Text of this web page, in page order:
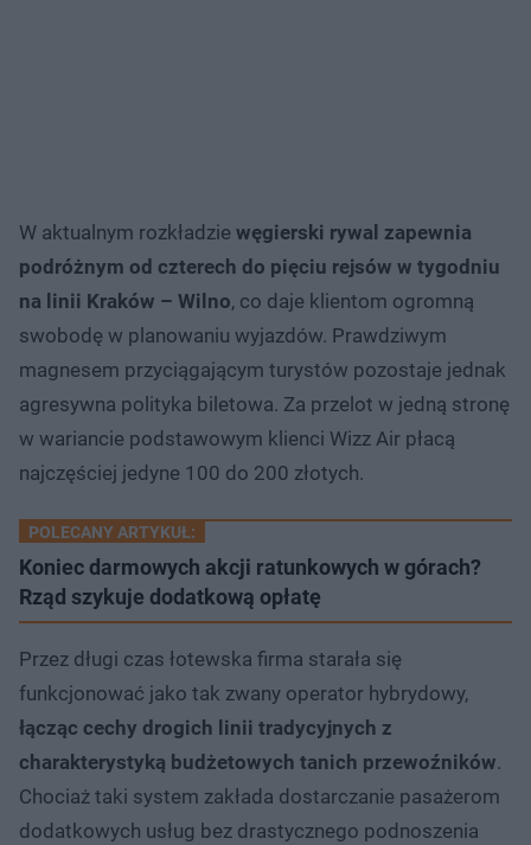
W aktualnym rozkładzie węgierski rywal zapewnia
podróżnym od czterech do pięciu rejsów w tygodniu
na linii Kraków – Wilno, co daje klientom ogromną
swobodę w planowaniu wyjazdów. Prawdziwym
magnesem przyciągającym turystów pozostaje jednak
agresywna polityka biletowa. Za przelot w jedną stronę
w wariancie podstawowym klienci Wizz Air płacą
najczęściej jedyne 100 do 200 złotych.
POLECANY ARTYKUŁ:
Koniec darmowych akcji ratunkowych w górach?
Rząd szykuje dodatkową opłatę
Przez długi czas łotewska firma starała się
funkcjonować jako tak zwany operator hybrydowy,
łącząc cechy drogich linii tradycyjnych z
charakterystyką budżetowych tanich przewoźników.
Chociaż taki system zakłada dostarczanie pasażerom
dodatkowych usług bez drastycznego podnoszenia